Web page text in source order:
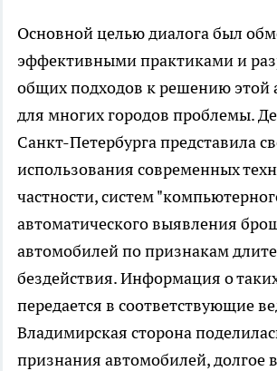
Основной целью диалога был
эффективными практиками и
общих подходов к решению этой
для многих городов проблемы.
Санкт-Петербурга представила
использования современных
частности, систем
автоматического выявления
автомобилей по признакам
бездействия. Информация о
передается в соответствующие
Владимирская сторона
признания автомобилей, долгое